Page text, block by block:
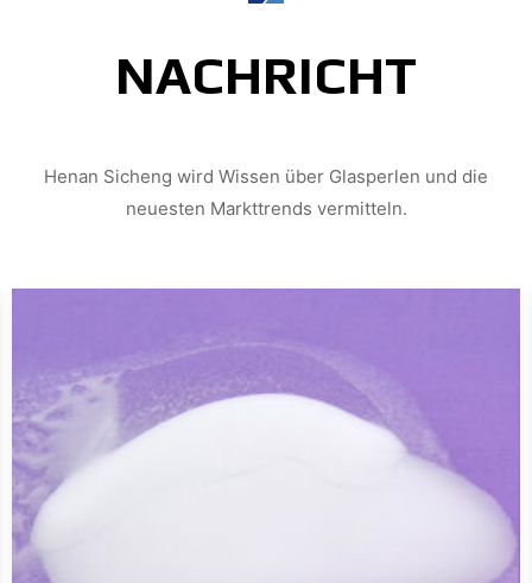
NACHRICHT
Henan Sicheng wird Wissen über Glasperlen und die
neuesten Markttrends vermitteln.